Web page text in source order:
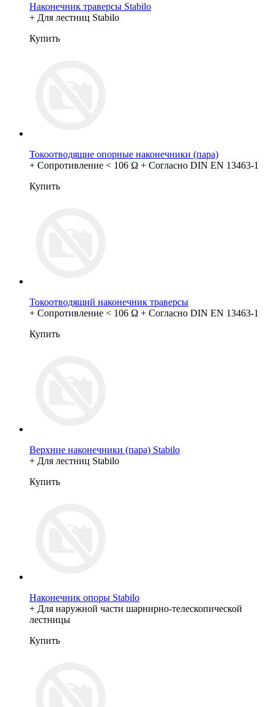
Наконечник траверсы Stabilo
+ Для лестниц Stabilo
Купить
Токоотводящие опорные наконечники (пара)
+ Сопротивление < 106 Ω + Согласно DIN EN 13463-1
Купить
Токоотводящий наконечник траверсы
+ Сопротивление < 106 Ω + Согласно DIN EN 13463-1
Купить
Верхние наконечники (пара) Stabilo
+ Для лестниц Stabilo
Купить
Наконечник опоры Stabilo
+ Для наружной части шарнирно-телескопической
лестницы
Купить